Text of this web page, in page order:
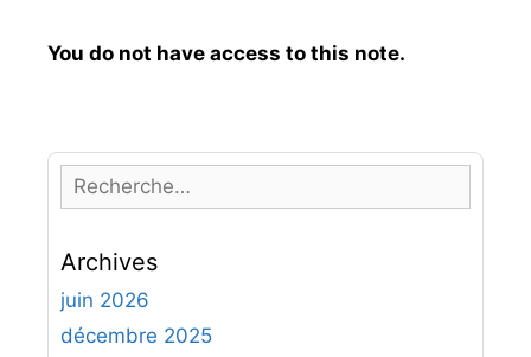
You do not have access to this note.
e
h
e
r
Archives
juin 2026
décembre 2025